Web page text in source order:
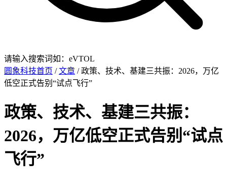
请输入搜索词如：eVTOL
圆象科技首页 /文章 / 政策、技术、基建三共振：2026，万亿
低空正式告别“试点飞行”
政策、技术、基建三共振：
2026，万亿低空正式告别“试点
飞行”